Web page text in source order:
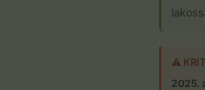
⚠️
2025.